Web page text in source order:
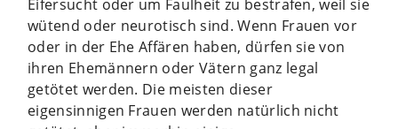
Eifersucht oder um Faulheit zu bestrafen, weil sie
wütend oder neurotisch sind. Wenn Frauen vor
oder in der Ehe Affären haben, dürfen sie von
ihren Ehemännern oder Vätern ganz legal
getötet werden. Die meisten dieser
eigensinnigen Frauen werden natürlich nicht